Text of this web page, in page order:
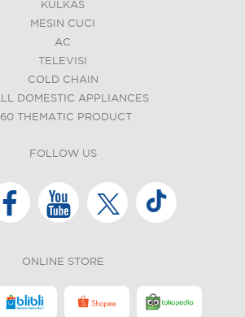
KULKAS
MESIN CUCI
AC
TELEVISI
COLD CHAIN
DOMESTIC APPLIANCES
THEMATIC PRODUCT
FOLLOW US
ONLINE STORE